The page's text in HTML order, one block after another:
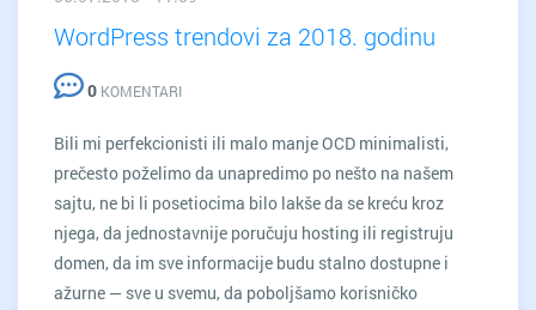
WordPress trendovi za 2018. godinu
0 KOMENTARI
Bili mi perfekcionisti ili malo manje OCD minimalisti,
prečesto poželimo da unapredimo po nešto na našem
sajtu, ne bi li posetiocima bilo lakše da se kreću kroz
njega, da jednostavnije poručuju hosting ili registruju
domen, da im sve informacije budu stalno dostupne i
ažurne — sve u svemu, da poboljšamo korisničko